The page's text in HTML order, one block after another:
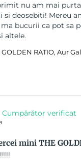
nu am mai
si deosebiti! Mereu
bucurii ca pot sa
altele.
RATIO, Aur
mini THE